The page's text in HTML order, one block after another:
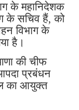
के महानिदेशक
के सचिव हैं, को
विभाग के
है।
की चीफ
प्रबंधन
का आयुक्त